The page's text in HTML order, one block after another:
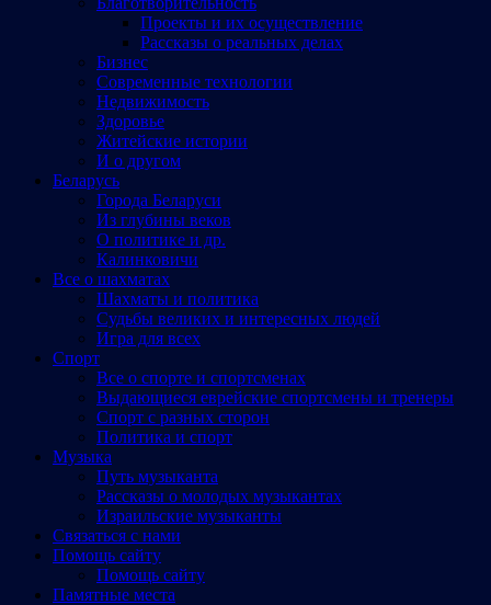
Проекты и их осуществление
Рассказы о реальных делах
Бизнес
Современные технологии
Недвижимость
Здоровье
Житейские истории
И о другом
Беларусь
Города Беларуси
Из глубины веков
О политике и др.
Калинковичи
Все о шахматах
Шахматы и политика
Судьбы великих и интересных людей
Игра для всех
Спорт
Все о спорте и спортсменах
Выдающиеся еврейские спортсмены и тренеры
Спорт с разных сторон
Политика и спорт
Музыка
Путь музыканта
Рассказы о молодых музыкантах
Израильские музыканты
Cвязаться с нами
Помощь сайту
Помощь сайту
Памятные места